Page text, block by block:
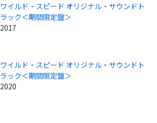
ワイルド・スピード オリジナル・サウンドト
ラック＜期間限定盤＞
2017
ワイルド・スピード オリジナル・サウンドト
ラック＜期間限定盤＞
2020